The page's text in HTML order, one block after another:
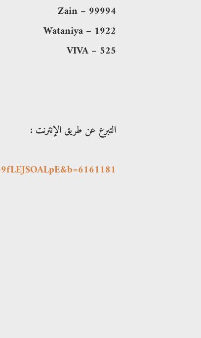
Zain – 99994
Wataniya – 1922
VIVA – 525
التبرع عن طريق الإنترنت :